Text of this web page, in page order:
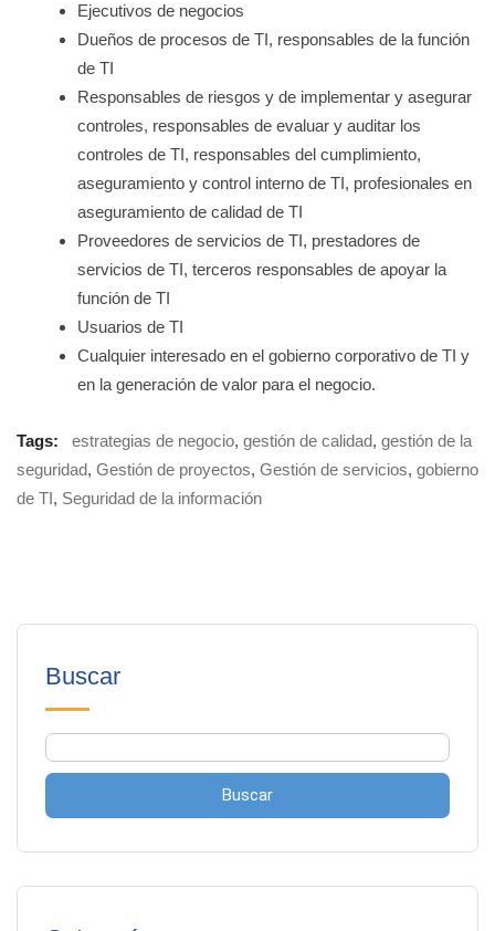
Ejecutivos de negocios
Dueños de procesos de TI, responsables de la función
de TI
Responsables de riesgos y de implementar y asegurar
controles, responsables de evaluar y auditar los
controles de TI, responsables del cumplimiento,
aseguramiento y control interno de TI, profesionales en
aseguramiento de calidad de TI
Proveedores de servicios de TI, prestadores de
servicios de TI, terceros responsables de apoyar la
función de TI
Usuarios de TI
Cualquier interesado en el gobierno corporativo de TI y
en la generación de valor para el negocio.
Tags: estrategias de negocio, gestión de calidad, gestión de la
seguridad, Gestión de proyectos, Gestión de servicios, gobierno
de TI, Seguridad de la información
Buscar
Buscar